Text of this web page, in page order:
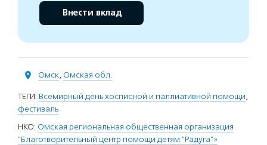
Внести вклад
Омск, Омская обл.
ТЕГИ: Всемирный день хосписной и паллиативной помощи,
фестиваль
НКО: Омская региональная общественная организация
"Благотворительный центр помощи детям "Радуга"»